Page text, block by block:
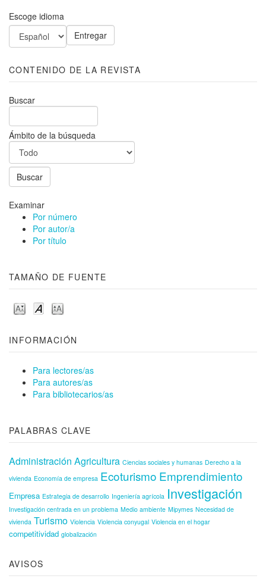
Escoge idioma
CONTENIDO DE LA REVISTA
Buscar
Ámbito de la búsqueda
Examinar
Por número
Por autor/a
Por título
TAMAÑO DE FUENTE
INFORMACIÓN
Para lectores/as
Para autores/as
Para bibliotecarios/as
PALABRAS CLAVE
Administración Agricultura Ciencias sociales y humanas Derecho a la
vivienda Economía de empresa Ecoturismo Emprendimiento
Empresa Estrategia de desarrollo Ingeniería agrícola Investigación
Investigación centrada en un problema Medio ambiente Mipymes Necesidad de
vivienda Turismo Violencia Violencia conyugal Violencia en el hogar
competitividad globalización
AVISOS